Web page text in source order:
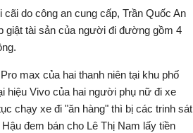
do công an cung cấp, Trần Quốc An
giật tài sản của người đi đường gồm 4
max của hai thanh niên tại khu phố
hiệu Vivo của hai người phụ nữ đi xe
chạy xe đi "ăn hàng" thì bị các trinh sát
đem bán cho Lê Thị Nam lấy tiền